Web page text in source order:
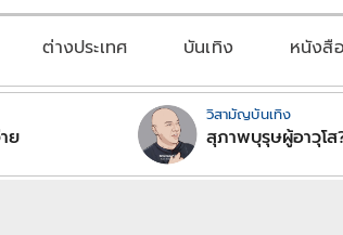
ต่างประเทศ บันเทิง หนังสื
ย
วิสามัญบันเทิง
สุภาพบุรุษผู้อาวุโส